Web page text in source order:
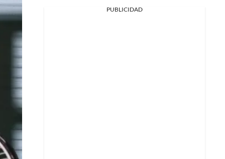
PUBLICIDAD